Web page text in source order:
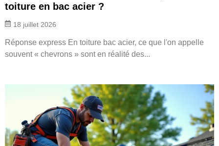
toiture en bac acier ?
18 juillet 2026
Réponse express En toiture bac acier, ce que l'on appelle
souvent « chevrons » sont en réalité des...